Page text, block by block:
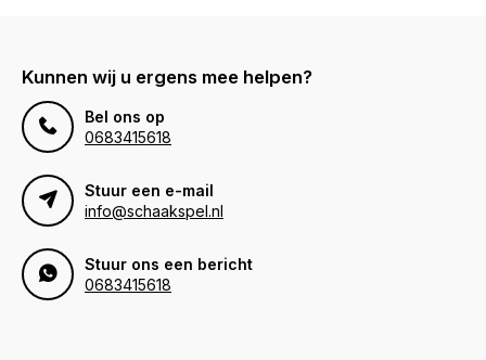
Kunnen wij u ergens mee helpen?
Bel ons op
0683415618
Stuur een e-mail
info@schaakspel.nl
Stuur ons een bericht
0683415618